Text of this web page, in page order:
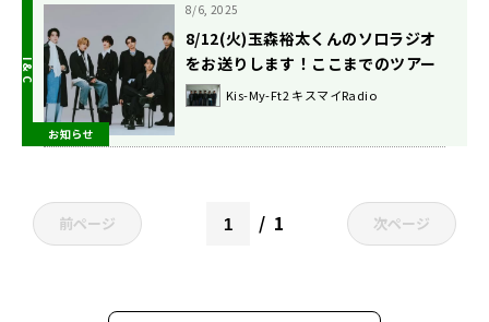
お知らせ
8/6, 2025
8/12(火)玉森裕太くんのソロラジオ
をお送りします！ここまでのツアー
の感想は？Kis-My-Ft2 キスマイRadio
前ページ 1 次ページ